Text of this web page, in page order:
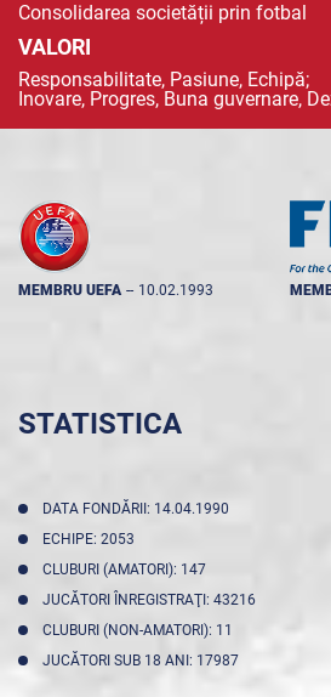
Consolidarea societății prin fotbal
VALORI
Responsabilitate, Pasiune, Echipă;
Inovare, Progres, Buna guvernare,
MEMBRU UEFA -- 10.02.1993
STATISTICA
DATA FONDĂRII: 14.04.1990
ECHIPE: 2053
CLUBURI (AMATORI): 147
JUCĂTORI ÎNREGISTRAŢI: 43216
CLUBURI (NON-AMATORI): 11
JUCĂTORI SUB 18 ANI: 17987